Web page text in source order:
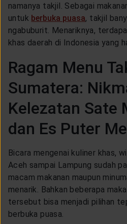
namanya takjil. Sebagai
untuk berbuka puasa, takjil
ngabuburit. Menariknya,
khas daerah di Indonesia yang
Ragam Menu
Sumatera:
Kelezatan Sate
dan Es Puter
Bicara mengenai kuliner khas,
Aceh sampai Lampung sudah
macam makanan maupun
menarik. Bahkan beberapa
tersebut bisa menjadi pilihan
berbuka puasa.
MARKETING OFFICE
INSURANCE
CUSTOMER SERVICE
ARTICLE & NEWS
ABOUT GENERALI